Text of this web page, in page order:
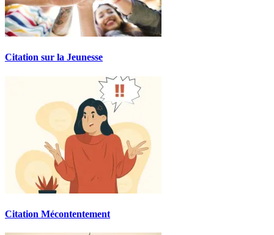
Citation sur la Jeunesse
Citation Mécontentement